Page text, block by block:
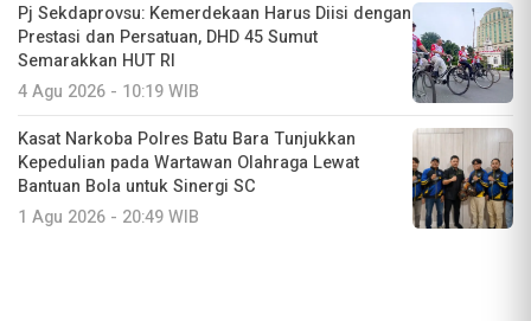
Pj Sekdaprovsu: Kemerdekaan Harus Diisi dengan
Prestasi dan Persatuan, DHD 45 Sumut
Semarakkan HUT RI
4 Agu 2026 - 10:19 WIB
Kasat Narkoba Polres Batu Bara Tunjukkan
Kepedulian pada Wartawan Olahraga Lewat
Bantuan Bola untuk Sinergi SC
1 Agu 2026 - 20:49 WIB